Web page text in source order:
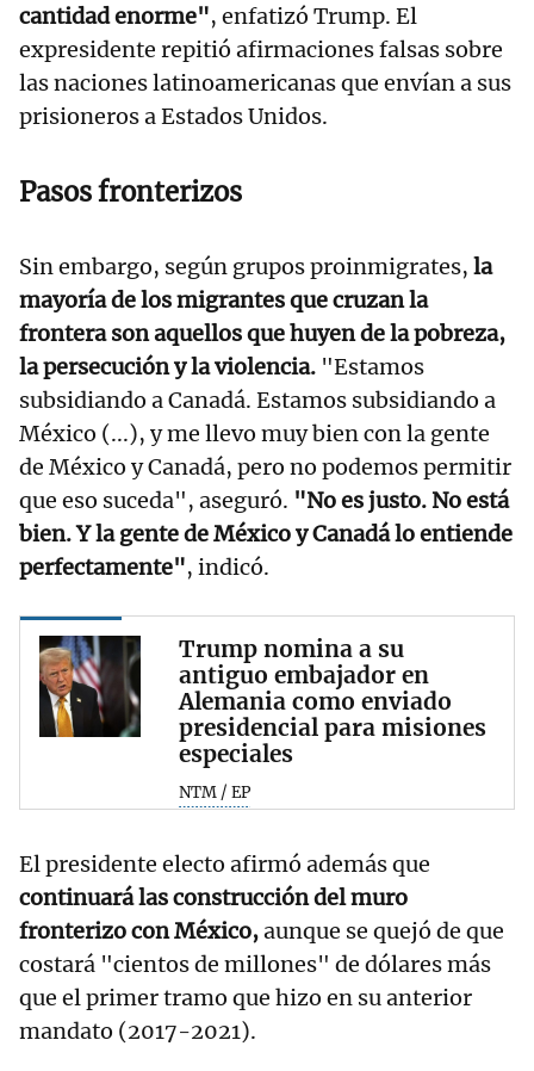
cantidad enorme", enfatizó Trump. El
expresidente repitió afirmaciones falsas sobre
las naciones latinoamericanas que envían a sus
prisioneros a Estados Unidos.
Pasos fronterizos
Sin embargo, según grupos proinmigrates, la
mayoría de los migrantes que cruzan la
frontera son aquellos que huyen de la pobreza,
la persecución y la violencia. "Estamos
subsidiando a Canadá. Estamos subsidiando a
México (...), y me llevo muy bien con la gente
de México y Canadá, pero no podemos permitir
que eso suceda", aseguró. "No es justo. No está
bien. Y la gente de México y Canadá lo entiende
perfectamente", indicó.
Trump nomina a su
antiguo embajador en
Alemania como enviado
presidencial para misiones
especiales
NTM / EP
El presidente electo afirmó además que
continuará las construcción del muro
fronterizo con México,aunque se quejó de que
costará "cientos de millones" de dólares más
que el primer tramo que hizo en su anterior
mandato (2017-2021).